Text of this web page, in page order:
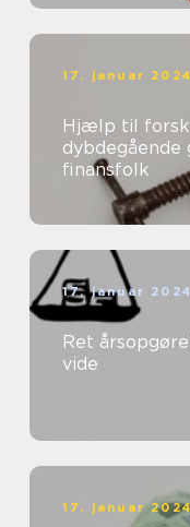
17. januar 2024
Hjælp til
dybdegående
finansfolk
17. januar 2024
Ret
vide
17. januar